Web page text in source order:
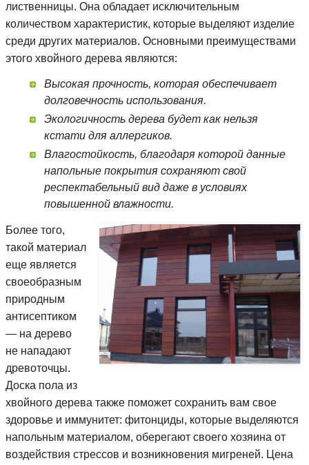
лиственницы. Она обладает исключительным
количеством характеристик, которые выделяют изделие
среди других материалов. Основными преимуществами
этого хвойного дерева являются:
Высокая прочность, которая обеспечивает
долговечность использования.
Экологичность дерева будет как нельзя
кстати для аллергиков.
Влагостойкость, благодаря которой данные
напольные покрытия сохраняют свой
респектабельный вид даже в условиях
повышенной влажности.
Более того,
такой материал
еще является
своеобразным
природным
антисептиком
— на дерево
не нападают
древоточцы.
Доска пола из
хвойного дерева также поможет сохранить вам свое
здоровье и иммунитет: фитонциды, которые выделяются
напольным материалом, оберегают своего хозяина от
воздействия стрессов и возникновения мигреней. Цена